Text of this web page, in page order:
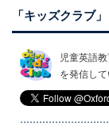
「キッズクラブ
児童英語
を発信して